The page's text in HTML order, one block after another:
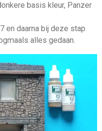
basis kleur, Panzer
en daarna bij deze stap
alles gedaan.